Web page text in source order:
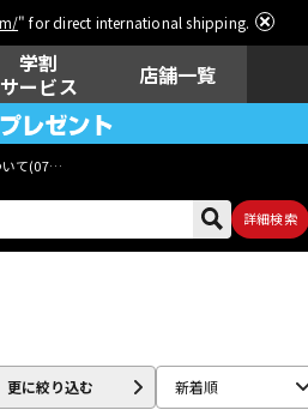
" for direct international shipping.
学割
サービス
店舗一覧
て(07月29日
詳細検索
更に絞り込む 新着順